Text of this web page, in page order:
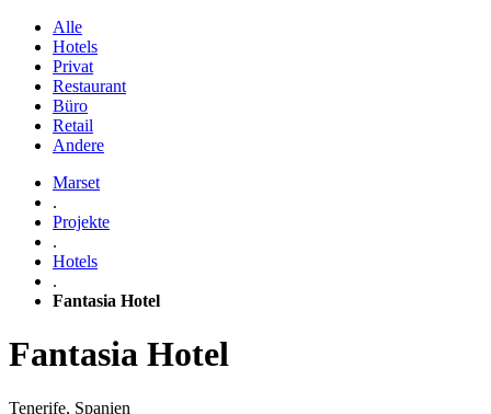
Alle
Hotels
Privat
Restaurant
Büro
Retail
Andere
Marset
.
Projekte
.
Hotels
.
Fantasia Hotel
Fantasia Hotel
Tenerife, Spanien